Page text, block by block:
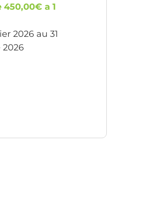
450,00€ a 1
2026 au 31